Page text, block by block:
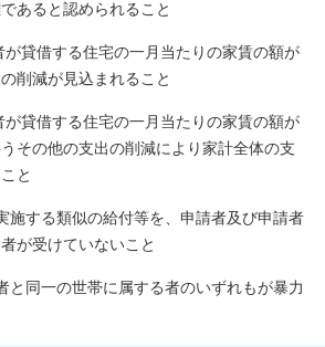
あると認められること
が貸借する住宅の一月当たりの家賃の額が
削減が見込まれること
が貸借する住宅の一月当たりの家賃の額が
その他の支出の削減により家計全体の支
と
施する類似の給付等を、申請者及び申請者
が受けていないこと
と同一の世帯に属する者のいずれもが暴力